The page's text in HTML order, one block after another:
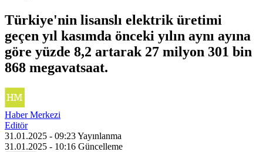
Türkiye'nin lisanslı elektrik üretimi
geçen yıl kasımda önceki yılın aynı ayına
göre yüzde 8,2 artarak 27 milyon 301 bin
868 megavatsaat.
Haber Merkezi
Editör
31.01.2025 - 09:23Yayınlanma
31.01.2025 - 10:16 Güncelleme